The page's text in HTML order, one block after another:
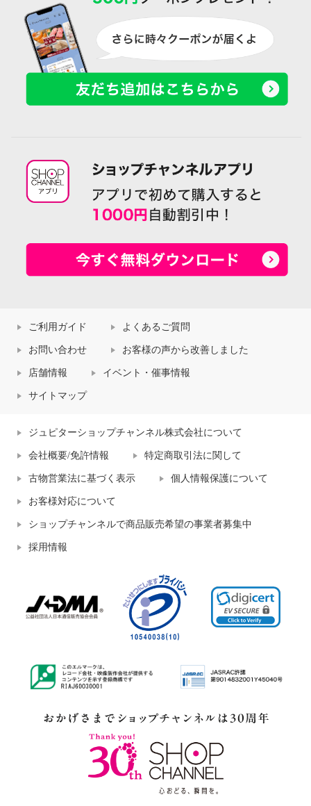
ご利用ガイド よくあるご質問
お問い合わせ お客様の声から改善しました
店舗情報 イベント・催事情報
サイトマップ
ジュピターショップチャンネル株式会社について
会社概要/免許情報 特定商取引法に関して
古物営業法に基づく表示 個人情報保護について
お客様対応について
ショップチャンネルで商品販売希望の事業者募集中
採用情報